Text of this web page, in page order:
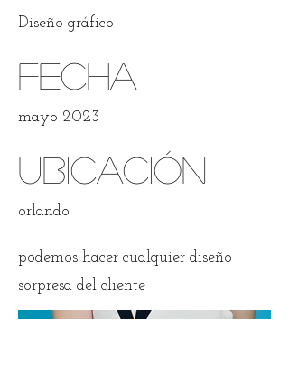
Diseño gráfico
Fecha
mayo 2023
Ubicación
orlando
podemos hacer cualquier diseño
sorpresa del cliente